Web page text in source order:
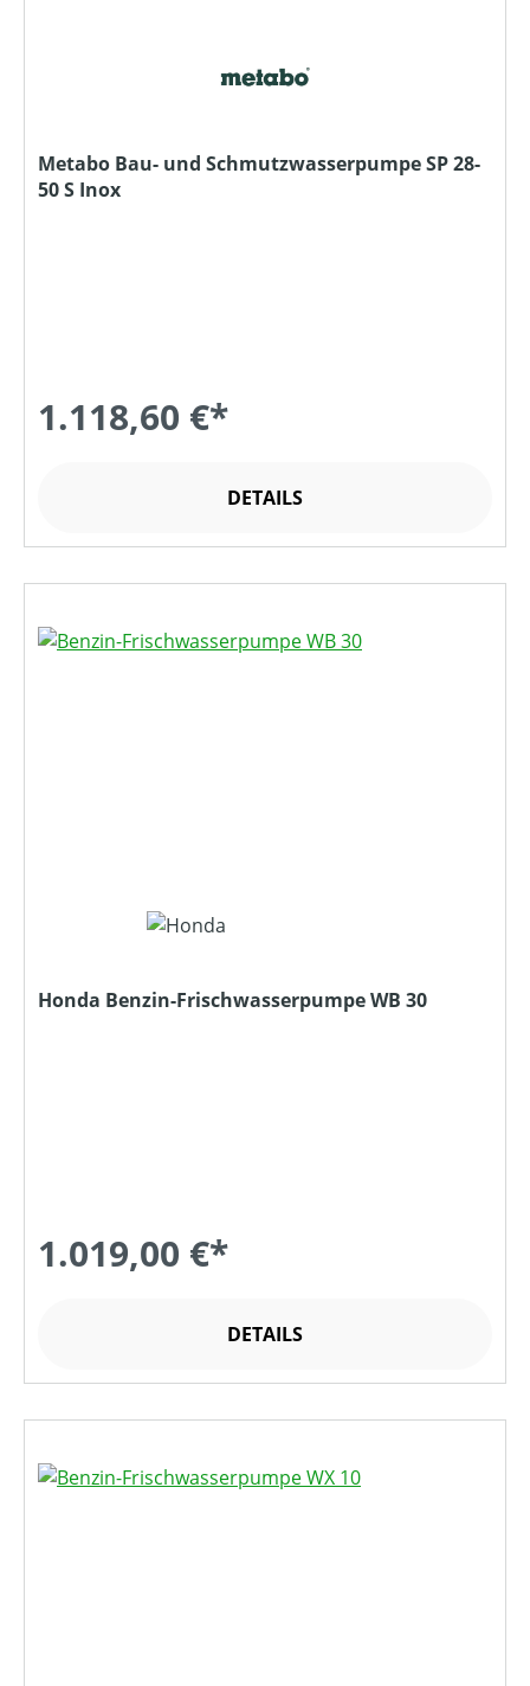
Metabo Bau- und Schmutzwasserpumpe SP 28-
50 S Inox
1.118,60 €*
DETAILS
Honda Benzin-Frischwasserpumpe WB 30
1.019,00 €*
DETAILS